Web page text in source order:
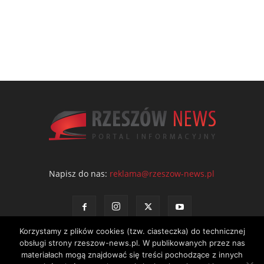
Napisz do nas: reklama@rzeszow-news.pl
Korzystamy z plików cookies (tzw. ciasteczka) do technicznej
obsługi strony rzeszow-news.pl. W publikowanych przez nas
materiałach mogą znajdować się treści pochodzące z innych